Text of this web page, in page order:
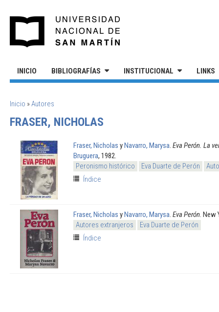
INICIO BIBLIOGRAFÍAS INSTITUCIONAL LINKS
SE ENCUENTRA USTED AQUÍ
Inicio »Autores
FRASER, NICHOLAS
Fraser, Nicholas yNavarro, Marysa Eva Perón. La
Bruguera, 1982.
Peronismo histórico
Eva Duarte de Perón
Índice
Fraser, Nicholas yNavarro, Marysa Eva Perón .
Autores extranjeros
Eva Duarte de Perón
Índice